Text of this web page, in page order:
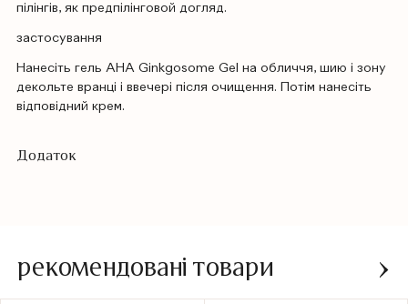
пілінгів, як предпілінговой догляд.
застосування
Нанесіть гель AHA Ginkgosome Gel на обличчя, шию і зону
декольте вранці і ввечері після очищення. Потім нанесіть
відповідний крем.
Додаток
рекомендовані товари